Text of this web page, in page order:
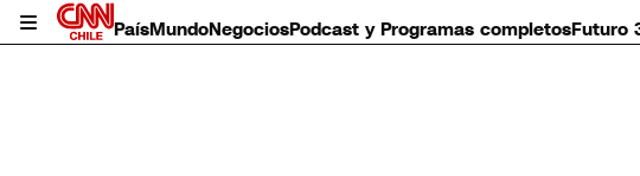
PaísMundoNegociosPodcast y Programas completosFuturo